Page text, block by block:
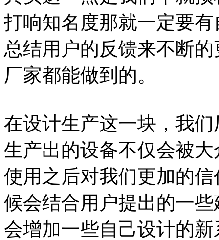
打响知名度那就一定要
总结用户的反馈来不断
厂家都能做到的。
在设计生产这一块，我
生产出的设备不仅会被
使用之后对我们更加的
候会结合用户提出的一
会增加一些自己设计的